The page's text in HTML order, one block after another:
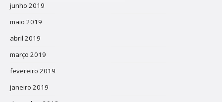
junho 2019
maio 2019
abril 2019
março 2019
fevereiro 2019
janeiro 2019